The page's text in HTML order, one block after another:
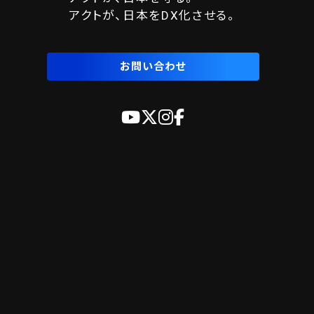
アクトが、日本をDX化させる。
お問い合わせ